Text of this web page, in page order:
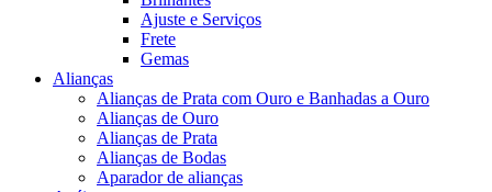
Ajuste e Serviços
Frete
Gemas
Alianças
Alianças de Prata com Ouro e Banhadas a Ouro
Alianças de Ouro
Alianças de Prata
Alianças de Bodas
Aparador de alianças